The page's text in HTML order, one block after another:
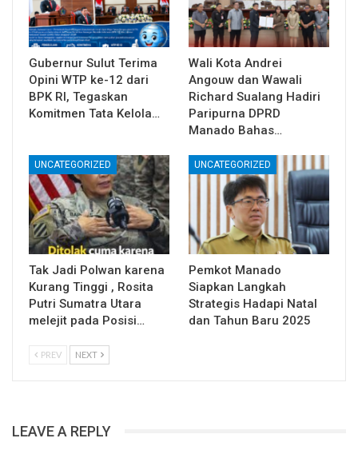
Gubernur Sulut Terima
Opini WTP ke-12 dari
BPK RI, Tegaskan
Komitmen Tata Kelola…
Wali Kota Andrei
Angouw dan Wawali
Richard Sualang Hadiri
Paripurna DPRD
Manado Bahas…
UNCATEGORIZED
Tak Jadi Polwan karena
Kurang Tinggi , Rosita
Putri Sumatra Utara
melejit pada Posisi…
UNCATEGORIZED
Pemkot Manado
Siapkan Langkah
Strategis Hadapi Natal
dan Tahun Baru 2025
PREV NEXT
LEAVE A REPLY